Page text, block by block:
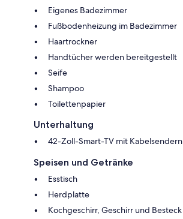
Eigenes Badezimmer
Fußbodenheizung im Badezimmer
Haartrockner
Handtücher werden bereitgestellt
Seife
Shampoo
Toilettenpapier
Unterhaltung
42-Zoll-Smart-TV mit Kabelsendern
Speisen und Getränke
Esstisch
Herdplatte
Kochgeschirr, Geschirr und Besteck